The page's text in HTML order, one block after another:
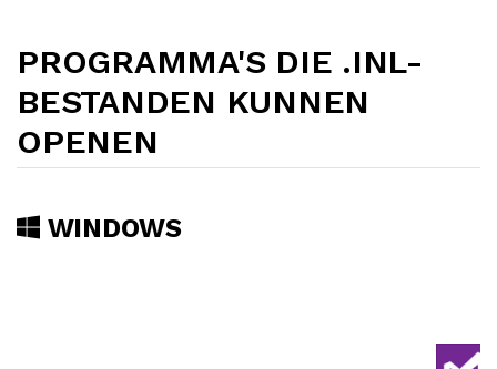
PROGRAMMA'S DIE .INL-
BESTANDEN KUNNEN
OPENEN
WINDOWS